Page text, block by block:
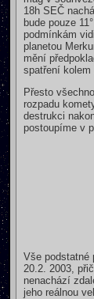
18h SEČ
bude pouze
podmínkám
planetou
mění
spatření kolem
Přesto
rozpadu
destrukci
postoupíme v
Vše podstatné
20.2. 2003,
nenachází
jeho reálnou